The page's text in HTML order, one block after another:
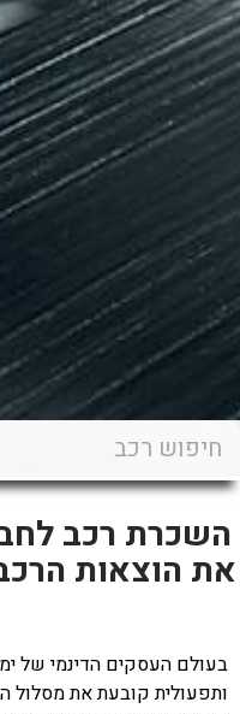
השכרת רכב
את הוצאות
בעולם העסקים הדינמי של
ותפעולית קובעת את מסלול